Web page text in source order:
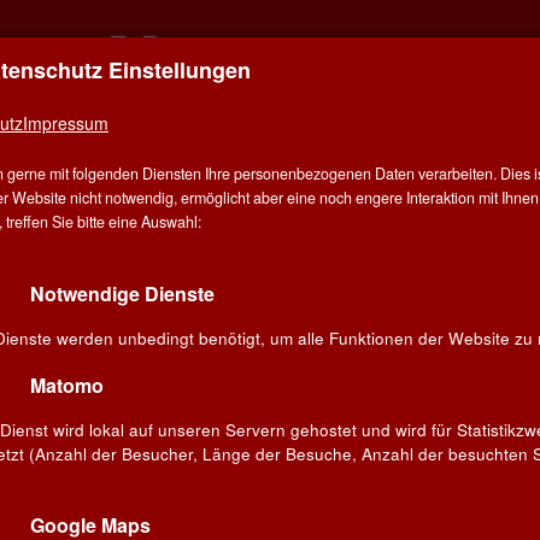
ANGEBOT WINZER VERANSTALTUNGEN
- Marie Lefebvre & Grégory Farras
Einstellungen
Impressum
gerne mit folgenden Diensten Ihre personenbezogenen Daten verarbeiten. Dies
Website nicht notwendig, ermöglicht aber eine noch engere Interaktion mit
treffen Sie bitte eine Auswahl:
Notwendige Dienste
werden unbedingt benötigt, um alle Funktionen der Website zu
Matomo
wird lokal auf unseren Servern gehostet und wird für
(Anzahl der Besucher, Länge der Besuche, Anzahl der besuchten
Google Maps